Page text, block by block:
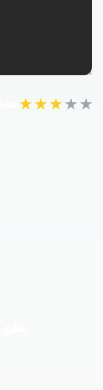
★★★★★